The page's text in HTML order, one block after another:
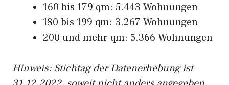
160 bis 179 qm: 5.443 Wohnungen
180 bis 199 qm: 3.267 Wohnungen
200 und mehr qm: 5.366 Wohnungen
Hinweis: Stichtag der Datenerhebung ist